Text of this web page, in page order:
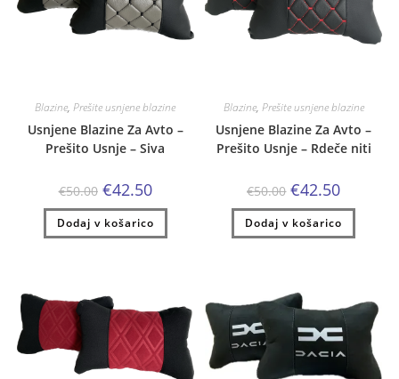
Blazine,Prešite usnjene blazine
Usnjene Blazine Za Avto –
Prešito Usnje – Siva
€50.00 Izvirna
cena
je
bila:
€50.00.
€42.50Trenutna
cena
je:
€42.50.
Dodaj v košarico
Blazine, Prešite usnjene blazine
Usnjene Blazine Za Avto –
Prešito Usnje – Rdeče niti
€50.00 Izvirna
cena
je
bila:
€50.00.
€42.50Trenutna
je:
€42.50.
Dodaj v košarico